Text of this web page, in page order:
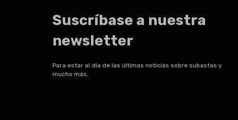
Suscríbase a nuestra
newsletter
Para estar al día de las últimas noticias sobre subastas y
mucho más.